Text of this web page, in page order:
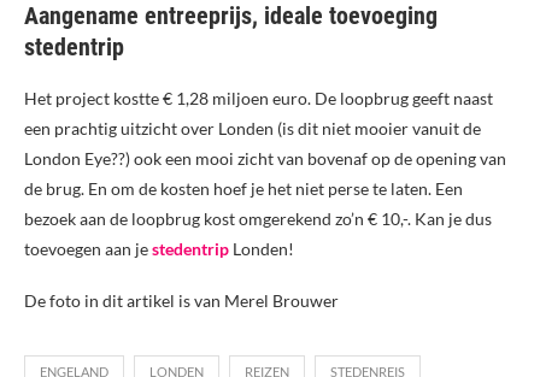
Aangename entreeprijs, ideale toevoeging
stedentrip
Het project kostte € 1,28 miljoen euro. De loopbrug geeft naast
een prachtig uitzicht over Londen (is dit niet mooier vanuit de
London Eye??) ook een mooi zicht van bovenaf op de opening van
de brug. En om de kosten hoef je het niet perse te laten. Een
bezoek aan de loopbrug kost omgerekend zo’n € 10,-. Kan je dus
toevoegen aan jestedentrip Londen!
De foto in dit artikel is van Merel Brouwer
ENGELAND LONDEN REIZEN STEDENREIS